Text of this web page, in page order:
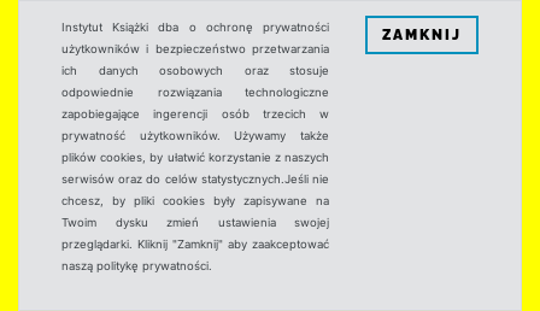
Instytut Książki dba o ochronę prywatności
użytkowników i bezpieczeństwo przetwarzania
ich danych osobowych oraz stosuje
odpowiednie rozwiązania technologiczne
zapobiegające ingerencji osób trzecich w
prywatność użytkowników. Używamy także
plików cookies, by ułatwić korzystanie z naszych
serwisów oraz do celów statystycznych.Jeśli nie
chcesz, by pliki cookies były zapisywane na
Twoim dysku zmień ustawienia swojej
przeglądarki. Kliknij "Zamknij" aby zaakceptować
naszą politykę prywatności.
ZAMKNIJ